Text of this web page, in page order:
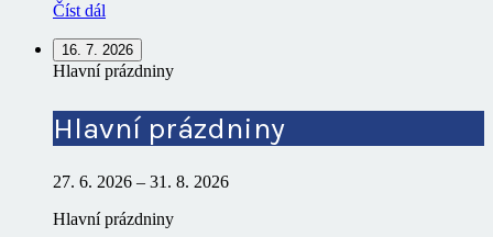
Číst dál
16. 7. 2026
Hlavní prázdniny
Hlavní prázdniny
27. 6. 2026 – 31. 8. 2026
Hlavní prázdniny